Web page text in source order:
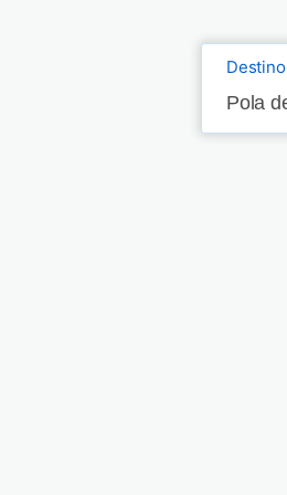
Destino